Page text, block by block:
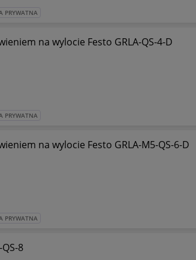
PRYWATNA
na wylocie Festo GRLA-QS-4-D
PRYWATNA
na wylocie Festo GRLA-M5-QS-6-D
PRYWATNA
8